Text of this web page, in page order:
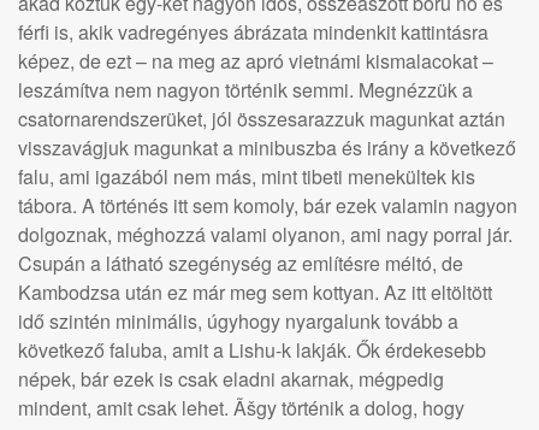
férfi is, akik vadregényes ábrázata mindenkit kattintásra
képez, de ezt – na meg az apró vietnámi kismalacokat –
leszámítva nem nagyon történik semmi. Megnézzük a
csatornarendszerüket, jól összesarazzuk magunkat aztán
visszavágjuk magunkat a minibuszba és irány a következő
falu, ami igazából nem más, mint tibeti menekültek kis
tábora. A történés itt sem komoly, bár ezek valamin nagyon
dolgoznak, méghozzá valami olyanon, ami nagy porral jár.
Csupán a látható szegénység az említésre méltó, de
Kambodzsa után ez már meg sem kottyan. Az itt eltöltött
idő szintén minimális, úgyhogy nyargalunk tovább a
következő faluba, amit a Lishu-k lakják. Ők érdekesebb
népek, bár ezek is csak eladni akarnak, mégpedig
mindent, amit csak lehet. Ãšgy történik a dolog, hogy